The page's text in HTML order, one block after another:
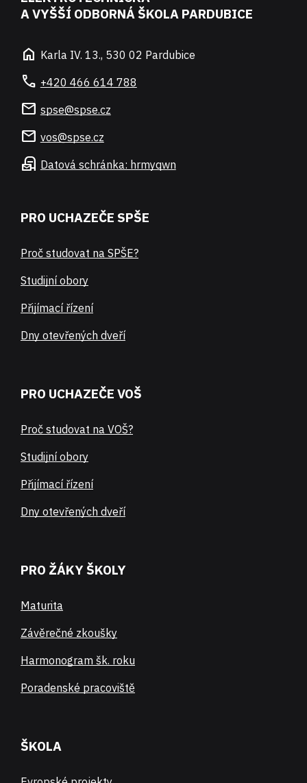
A VYŠŠÍ ODBORNÁ ŠKOLA PARDUBICE
home Karla IV. 13., 530 02 Pardubice
call +420 466 614 788
mail spse@spse.cz
mail vos@spse.cz
local_post_office Datová schránka: hrmyqwn
PRO UCHAZEČE SPŠE
Proč studovat na SPŠE?
Studijní obory
Přijímací řízení
Dny otevřených dveří
PRO UCHAZEČE VOŠ
Proč studovat na VOŠ?
Studijní obory
Přijímací řízení
Dny otevřených dveří
PRO ŽÁKY ŠKOLY
Maturita
Závěrečné zkoušky
Harmonogram šk. roku
Poradenské pracoviště
ŠKOLA